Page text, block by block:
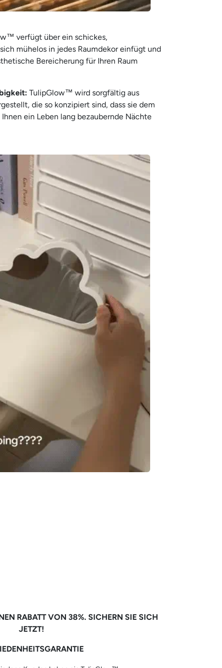
verfügt über ein schickes,
mühelos in jedes Raumdekor einfügt und
Bereicherung für Ihren Raum
TulipGlow™ wird sorgfältig aus
die so konzipiert sind, dass sie dem
ein Leben lang bezaubernde Nächte
RABATT VON 38%. SICHERN SIE SICH
JETZT!